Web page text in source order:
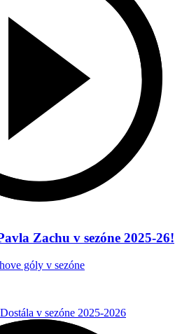
Zachu v sezóne 2025-26!
góly v sezóne